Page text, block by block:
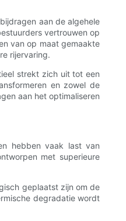
aan de algehele
vertrouwen op
van op maat gemaakte
rijervaring.
strekt zich uit tot een
en zowel de
aan het optimaliseren
hebben vaak last van
met superieure
geplaatst zijn om de
degradatie wordt